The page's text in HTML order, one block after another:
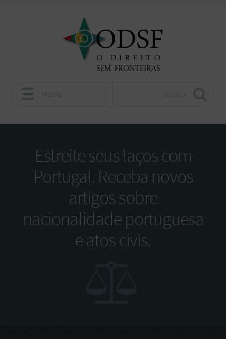
Estreite seus laços com
Portugal. Receba novos
artigos sobre
nacionalidade portuguesa
e atos civis.